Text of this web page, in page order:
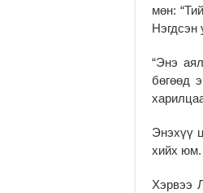
мөн:
Нэгдсэн
“Энэ
бөгөөд
Энэхүү
хийх юм.
Хэрвээ